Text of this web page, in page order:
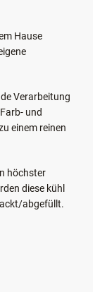
Hause
Verarbeitung
und
einem reinen
höchster
diese kühl
abgefüllt.